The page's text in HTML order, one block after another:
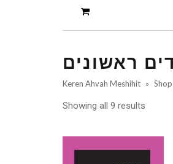
ראשונים
Keren Ahvah Meshihit » Shop
Showing all 9 results